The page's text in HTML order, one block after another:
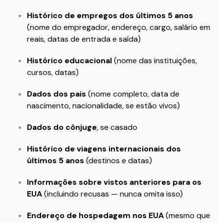
Histórico de empregos dos últimos 5 anos
(nome do empregador, endereço, cargo, salário em
reais, datas de entrada e saída)
Histórico educacional(nome das instituições,
cursos, datas)
Dados dos pais (nome completo, data de
nascimento, nacionalidade, se estão vivos)
Dados do cônjuge, se casado
Histórico de viagens internacionais dos
últimos 5 anos (destinos e datas)
Informações sobre vistos anteriores para os
EUA(incluindo recusas — nunca omita isso)
Endereço de hospedagem nos EUA(mesmo que